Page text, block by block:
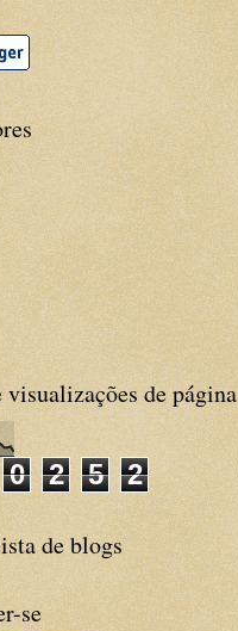
visualizações de página
0 2 5 2
de blogs
se